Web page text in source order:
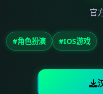
官
#角色扮演 #IOS游戏